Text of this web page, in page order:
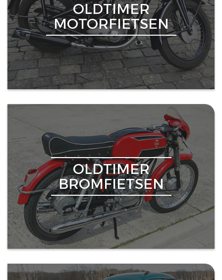
OLDTIMER
MOTORFIETSEN
OLDTIMER
BROMFIETSEN